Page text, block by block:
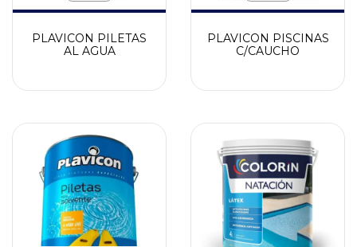
PLAVICON PILETAS
AL AGUA
PLAVICON PISCINAS
C/CAUCHO